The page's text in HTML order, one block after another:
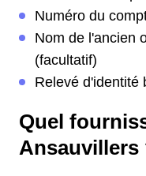
Numéro du
Nom de l'ancien
(facultatif)
Relevé d'identité
Quel
Ansauvillers